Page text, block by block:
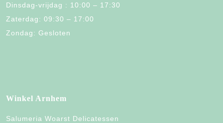
Dinsdag-vrijdag : 10:00 – 17:30
Zaterdag: 09:30 – 17:00
Zondag: Gesloten
Winkel Arnhem
Salumeria Woarst Delicatessen